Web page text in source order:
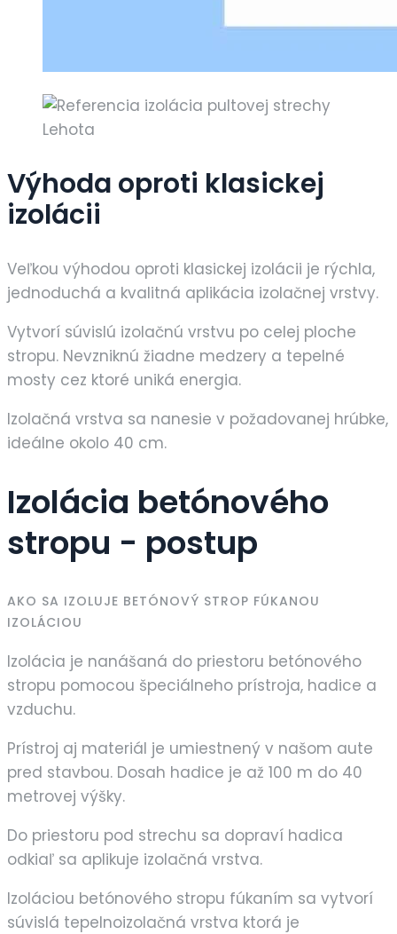
Výhoda oproti klasickej
izolácii
Veľkou výhodou oproti klasickej izolácii je rýchla,
jednoduchá a kvalitná aplikácia izolačnej vrstvy.
Vytvorí súvislú izolačnú vrstvu po celej ploche
stropu. Nevzniknú žiadne medzery a tepelné
mosty cez ktoré uniká energia.
Izolačná vrstva sa nanesie v požadovanej hrúbke,
ideálne okolo 40 cm.
Izolácia betónového
stropu - postup
AKO SA IZOLUJE BETÓNOVÝ STROP FÚKANOU
IZOLÁCIOU
Izolácia je nanášaná do priestoru betónového
stropu pomocou špeciálneho prístroja, hadice a
vzduchu.
Prístroj aj materiál je umiestnený v našom aute
pred stavbou. Dosah hadice je až 100 m do 40
metrovej výšky.
Do priestoru pod strechu sa dopraví hadica
odkiaľ sa aplikuje izolačná vrstva.
Izoláciou betónového stropu fúkaním sa vytvorí
súvislá tepelnoizolačná vrstva ktorá je